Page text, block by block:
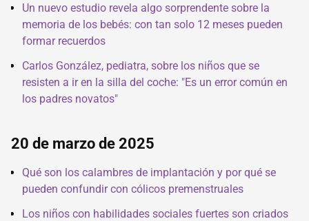
Un nuevo estudio revela algo sorprendente sobre la
memoria de los bebés: con tan solo 12 meses pueden
formar recuerdos
Carlos González, pediatra, sobre los niños que se
resisten a ir en la silla del coche: "Es un error común en
los padres novatos"
20 de marzo de 2025
Qué son los calambres de implantación y por qué se
pueden confundir con cólicos premenstruales
Los niños con habilidades sociales fuertes son criados